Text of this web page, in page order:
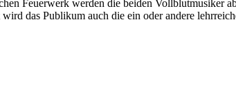
Feuerwerk werden die beiden Vollblutmusiker
das Publikum auch die ein oder andere